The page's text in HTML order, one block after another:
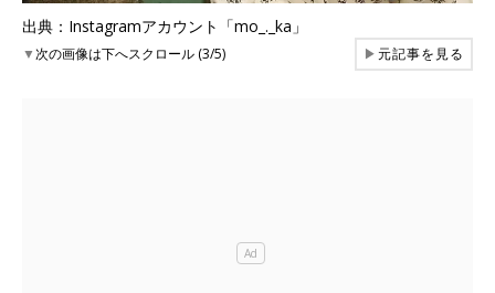
出典：Instagramアカウント「mo_._ka」
▼次の画像は下へスクロール (3/5) ▶元記事を見る